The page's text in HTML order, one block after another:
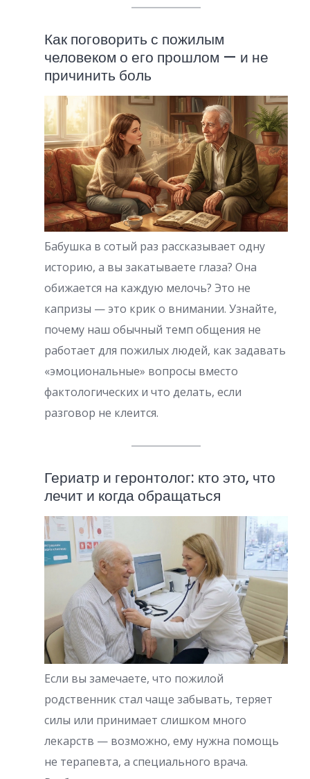
Как поговорить с пожилым
человеком о его прошлом — и не
причинить боль
Бабушка в сотый раз рассказывает одну
историю, а вы закатываете глаза? Она
обижается на каждую мелочь? Это не
капризы — это крик о внимании. Узнайте,
почему наш обычный темп общения не
работает для пожилых людей, как задавать
«эмоциональные» вопросы вместо
фактологических и что делать, если
разговор не клеится.
Гериатр и геронтолог: кто это, что
лечит и когда обращаться
Если вы замечаете, что пожилой
родственник стал чаще забывать, теряет
силы или принимает слишком много
лекарств — возможно, ему нужна помощь
не терапевта, а специального врача.